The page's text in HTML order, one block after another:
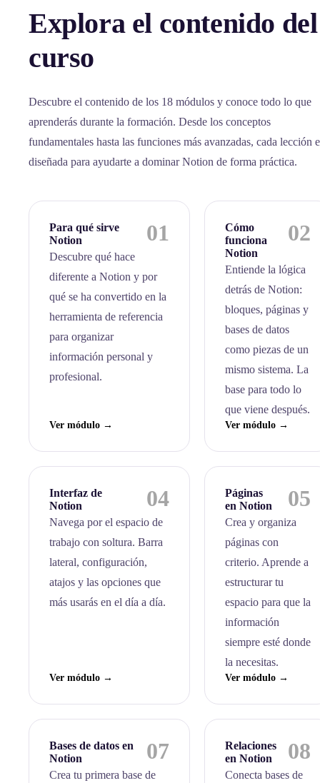
Explora el contenido del
curso
Descubre el contenido de los 18 módulos y conoce todo lo que
aprenderás durante la formación. Desde los conceptos
fundamentales hasta las funciones más avanzadas, cada lección
diseñada para ayudarte a dominar Notion de forma práctica.
Para qué sirve
Notion
01
Descubre qué hace
diferente a Notion y por
qué se ha convertido en la
herramienta de referencia
para organizar
información personal y
profesional.
Ver módulo →
Cómo
funciona
Notion
02
Entiende la lógica
detrás de Notion:
bloques, páginas y
bases de datos
como piezas de un
mismo sistema. La
base para todo lo
que viene después.
Ver módulo →
Interfaz de
Notion
04
Navega por el espacio de
trabajo con soltura. Barra
lateral, configuración,
atajos y las opciones que
más usarás en el día a día.
Ver módulo →
Páginas
en Notion
05
Crea y organiza
páginas con
criterio. Aprende a
estructurar tu
espacio para que la
información
siempre esté donde
la necesitas.
Ver módulo →
Bases de datos en
Notion
07
Crea tu primera base de
Relaciones
en Notion
08
Conecta bases de